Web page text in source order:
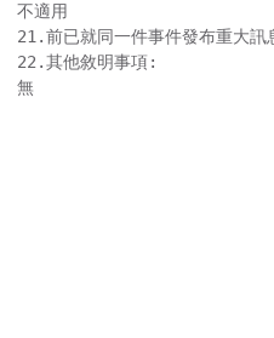
不適用
21.前已就同一件事件發布重大
22.其他敘明事項:
無